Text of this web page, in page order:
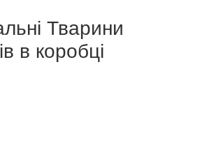
Тварини
в коробці